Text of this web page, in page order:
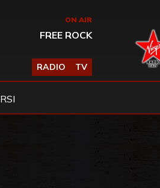
ON AIR
FREE ROCK
RADIO TV